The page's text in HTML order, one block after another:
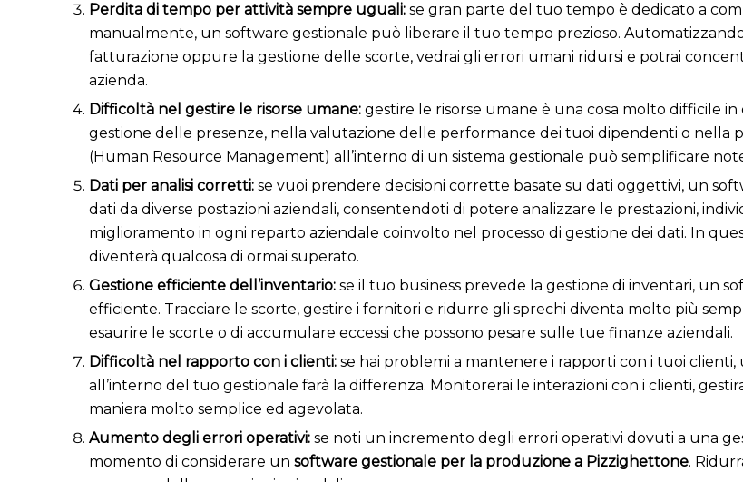
Perdita di tempo per attività sempre uguali: se gran parte del tuo tempo è dedicato a
manualmente, un software gestionale può liberare il tuo tempo prezioso.
fatturazione oppure la gestione delle scorte, vedrai gli errori umani ridursi e potrai
azienda.
Difficoltà nel gestire le risorse umane: gestire le risorse umane è una cosa molto difficile
gestione delle presenze, nella valutazione delle performance dei tuoi dipendenti o nella
(Human Resource Management) all’interno di un sistema gestionale può semplificare
Dati per analisi corretti: se vuoi prendere decisioni corrette basate su dati oggettivi, un
dati da diverse postazioni aziendali, consentendoti di potere analizzare le prestazioni,
miglioramento in ogni reparto aziendale coinvolto nel processo di gestione dei dati. In
diventerà qualcosa di ormai superato.
Gestione efficiente dell’inventario: se il tuo business prevede la gestione di inventari, un
efficiente. Tracciare le scorte, gestire i fornitori e ridurre gli sprechi diventa molto più
esaurire le scorte o di accumulare eccessi che possono pesare sulle tue finanze aziendali.
Difficoltà nel rapporto con i clienti: se hai problemi a mantenere i rapporti con i tuoi clienti,
all’interno del tuo gestionale farà la differenza. Monitorerai le interazioni con i clienti,
maniera molto semplice ed agevolata.
Aumento degli errori operativi: se noti un incremento degli errori operativi dovuti a una
momento di considerare un software gestionale per la produzione a Pizzighettone.